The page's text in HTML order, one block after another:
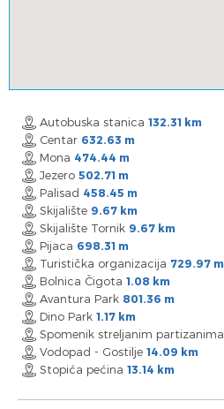
Autobuska stanica 132.31 km
Centar 632.63 m
Mona 474.44 m
Jezero 502.71 m
Palisad 458.45 m
Skijalište 9.67 km
Skijalište Tornik 9.67 km
Pijaca 698.31 m
Turistička organizacija 729.97 m
Bolnica Čigota 1.08 km
Avantura Park 801.36 m
Dino Park 1.17 km
Spomenik streljanim partizanima
Vodopad - Gostilje 14.09 km
Stopića pećina 13.14 km